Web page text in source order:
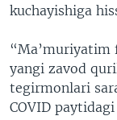
kuchayishiga
“Ma’muriyatim
yangi zavod
tegirmonlari
COVID